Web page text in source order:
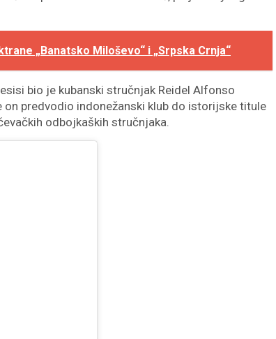
„Banatsko Miloševo“ i „Srpska Crnja“
bio je kubanski stručnjak Reidel Alfonso
on predvodio indonežanski klub do istorijske titule
odbojkaških stručnjaka.